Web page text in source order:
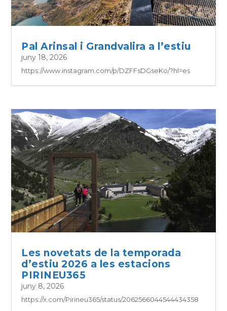
Pal Arinsal i Grandvalira a l’estiu
juny 18, 2026
https://www.instagram.com/p/DZFFsDGseKo/?hl=es
Les novetats de la temporada
d’estiu 2026 a les estacions
PIRINEU365
juny 8, 2026
https://x.com/Pirineu365/status/2062566044544434358